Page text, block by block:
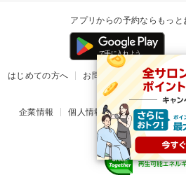
アプリからの予約ならもっと
はじめての方へ お問い合わせ ヘルプ
掲載ご希望のサロン
企業情報 個人情報保護方針 楽天の
© Rakuten